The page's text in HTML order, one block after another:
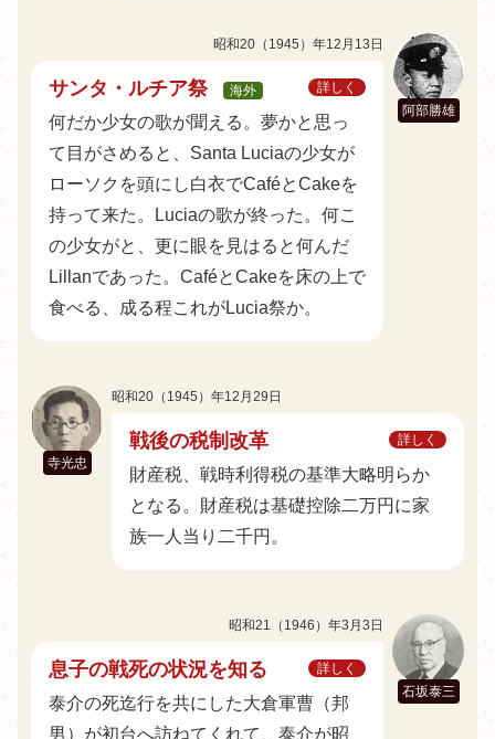
阿部勝雄
昭和20（1945）年12月13日
サンタ・ルチア祭 海外 詳しく
何だか少女の歌が聞える。夢かと思っ
て目がさめると、Santa Luciaの少女が
ローソクを頭にし白衣でCaféとCakeを
持って来た。Luciaの歌が終った。何こ
の少女がと、更に眼を見はると何んだ
Lillanであった。CaféとCakeを床の上で
食べる、成る程これがLucia祭か。
寺光忠
昭和20（1945）年12月29日
戦後の税制改革 詳しく
財産税、戦時利得税の基準大略明らか
となる。財産税は基礎控除二万円に家
族一人当り二千円。
石坂泰三
昭和21（1946）年3月3日
息子の戦死の状況を知る 詳しく
泰介の死迄行を共にした大倉軍曹（邦
男）が初台へ訪ねてくれて、泰介が昭